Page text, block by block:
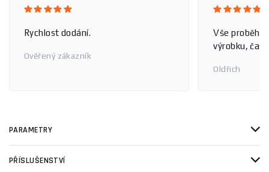
Rychlost dodání.
Ověřený zákazník
Vše
výrobku, čas
Oldřich
PARAMETRY
PŘÍSLUŠENSTVÍ